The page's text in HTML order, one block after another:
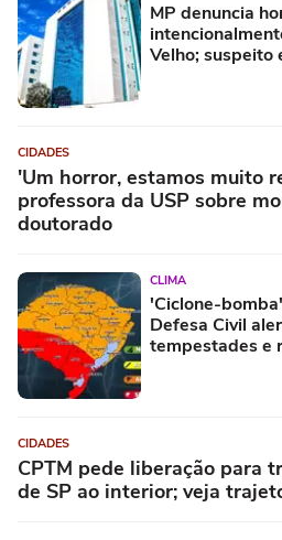
MP denuncia
Velho; suspeito
CIDADES
'Um horror, estamos muito
professora da USP sobre
doutorado
CLIMA
'Ciclone-
Defesa Civil
tempestades e
CIDADES
CPTM pede liberação para
de SP ao interior; veja